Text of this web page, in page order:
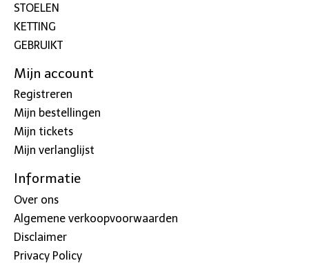
STOELEN
KETTING
GEBRUIKT
Mijn account
Registreren
Mijn bestellingen
Mijn tickets
Mijn verlanglijst
Informatie
Over ons
Algemene verkoopvoorwaarden
Disclaimer
Privacy Policy